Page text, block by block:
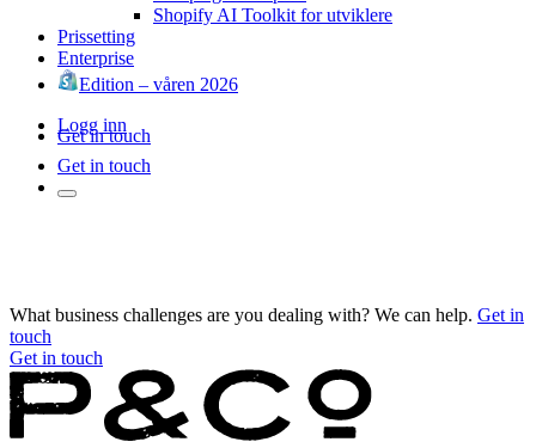
Shopify AI Toolkit for utviklere
Prissetting
Enterprise
Edition – våren 2026
Logg inn
Get in touch
Get in touch
What business challenges are you dealing with? We can help. Get in
touch
Get in touch